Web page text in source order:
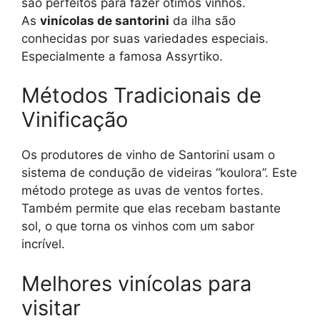
As vinícolas de santorini da ilha são
conhecidas por suas variedades especiais.
Especialmente a famosa Assyrtiko.
Métodos Tradicionais de
Vinificação
Os produtores de vinho de Santorini usam o
sistema de condução de videiras “koulora”. Este
método protege as uvas de ventos fortes.
Também permite que elas recebam bastante
sol, o que torna os vinhos com um sabor
incrível.
Melhores vinícolas para
visitar